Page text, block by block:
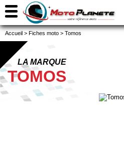
Accueil > Fiches moto > Tomos
LA MARQUE
TOMOS